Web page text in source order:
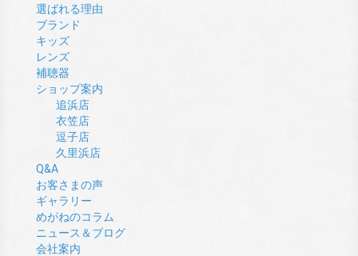
選ばれる理由
ブランド
キッズ
レンズ
補聴器
ショップ案内
追浜店
衣笠店
逗子店
久里浜店
Q&A
お客さまの声
ギャラリー
めがねのコラム
ニュース＆ブログ
会社案内